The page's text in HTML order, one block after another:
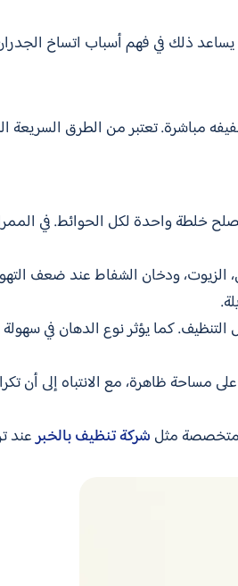
ذلك في فهم أسباب اتساخ
مباشرة. تعتبر من الطرق السريعة
خلطة واحدة لكل الحوائط. في
الزيوت، ودخان الشفاط عند ضعف
كما يؤثر نوع الدهان في سهولة
مساحة ظاهرة، مع الانتباه إلى أن
متخصصة مثل شركة تنظيف بالخبرعند